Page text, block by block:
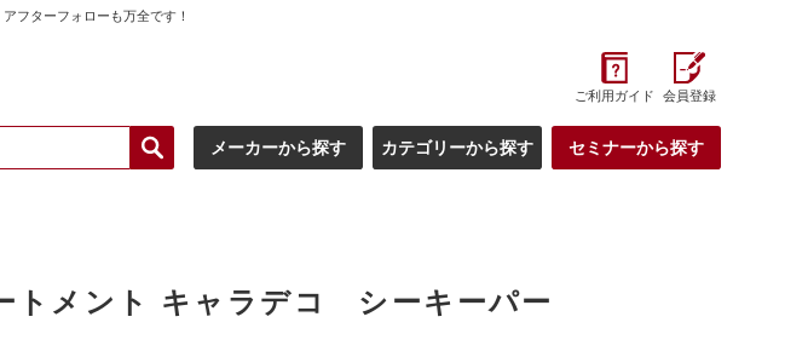
フターフォローも万全です！
ご利用ガイド 会員登録
メーカーから探す カテゴリーから探す セミナーから探す
トメント キャラデコ シーキーパー